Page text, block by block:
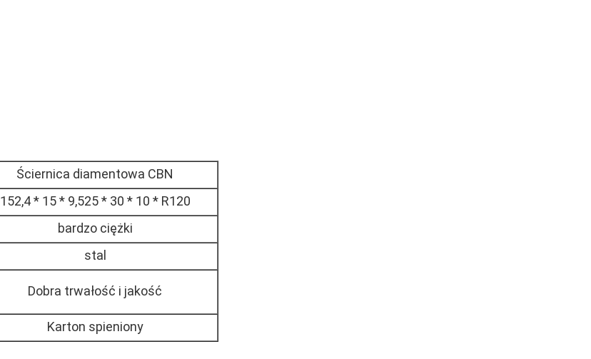
Ściernica diamentowa CBN
152,4 * 15 * 9,525 * 30 * 10 * R120
bardzo ciężki
stal
Dobra trwałość i jakość
Karton spieniony